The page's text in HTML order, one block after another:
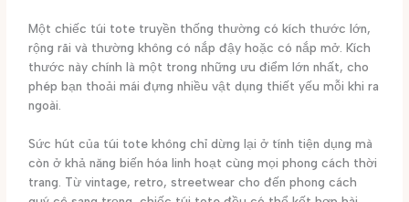
Một chiếc túi tote truyền thống thường có kích thước lớn,
rộng rãi và thường không có nắp đậy hoặc có nắp mở. Kích
thước này chính là một trong những ưu điểm lớn nhất, cho
phép bạn thoải mái đựng nhiều vật dụng thiết yếu mỗi khi ra
ngoài.
Sức hút của túi tote không chỉ dừng lại ở tính tiện dụng mà
còn ở khả năng biến hóa linh hoạt cùng mọi phong cách thời
trang. Từ vintage, retro, streetwear cho đến phong cách